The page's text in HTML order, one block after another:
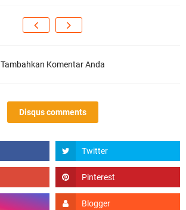
Tambahkan Komentar Anda
Disqus comments